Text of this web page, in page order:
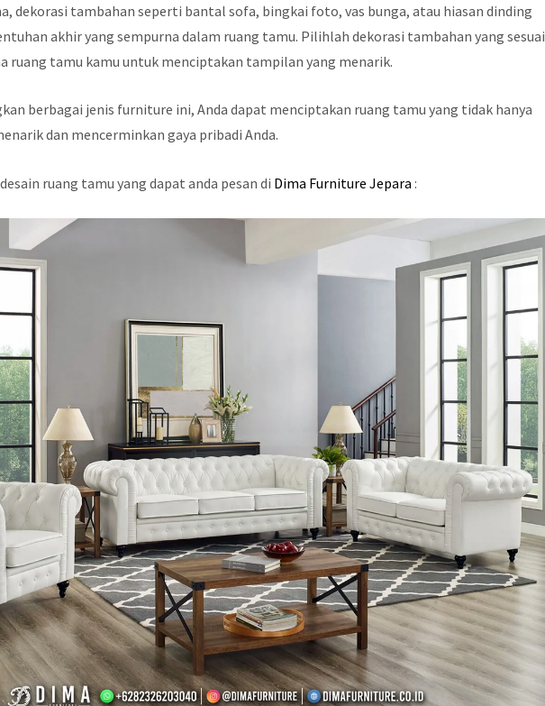
dekorasi tambahan seperti bantal sofa, bingkai foto, vas bunga, atau hiasan dinding
akhir yang sempurna dalam ruang tamu. Pilihlah dekorasi tambahan yang sesuai
ruang tamu kamu untuk menciptakan tampilan yang menarik.
berbagai jenis furniture ini, Anda dapat menciptakan ruang tamu yang tidak hanya
dan mencerminkan gaya pribadi Anda.
ruang tamu yang dapat anda pesan di Dima Furniture Jepara :